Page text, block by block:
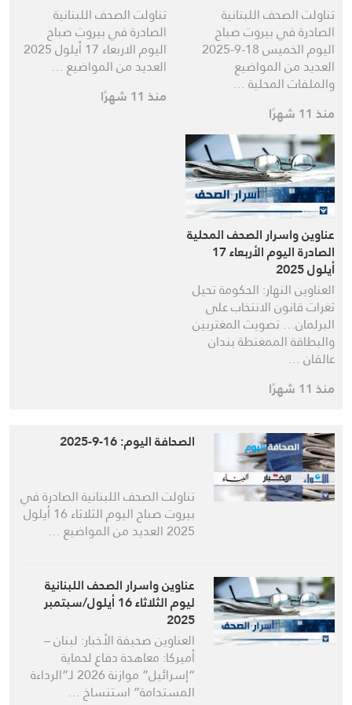
تناولت الصحف اللبنانية
الصادرة في بيروت صباح
اليوم الخميس 18-9-2025
العديد من المواضيع
والملفات المحلية …
منذ 11 شهرًا
تناولت الصحف اللبنانية
الصادرة في بيروت صباح
اليوم الاربعاء 17 أيلول 2025
العديد من المواضيع …
منذ 11 شهرًا
عناوين واسرار الصحف المحلية
الصادرة اليوم الأربعاء 17
أيلول 2025
العناوين النهار: الحكومة تحيل
ثغرات قانون الانتخاب على
البرلمان… تصويت المغتربين
والبطاقة الممغنطة بندان
عالقان …
منذ 11 شهرًا
الصحافة اليوم: 16-9-2025
تناولت الصحف اللبنانية الصادرة في
بيروت صباح اليوم الثلاثاء 16 أيلول
2025 العديد من المواضيع …
عناوين واسرار الصحف اللبنانية
ليوم الثلاثاء 16 أيلول/سبتمبر
2025
العناوين صحيفة الأخبار: لبنان –
أميركا: معاهدة دفاع لحماية
“إسرائيل” موازنة 2026 لـ”الرداءة
المستدامة” استنساخ …